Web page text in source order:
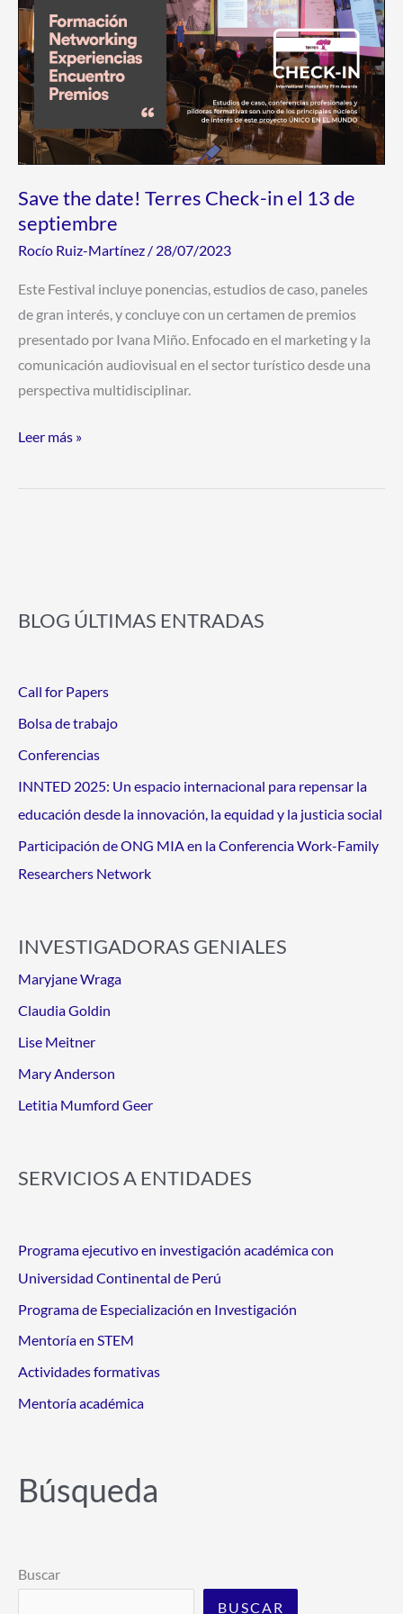
Save the date! Terres Check-in el 13 de
septiembre
Rocío Ruiz-Martínez / 28/07/2023
Este Festival incluye ponencias, estudios de caso, paneles
de gran interés, y concluye con un certamen de premios
presentado por Ivana Miño. Enfocado en el marketing y la
comunicación audiovisual en el sector turístico desde una
perspectiva multidisciplinar.
Check-
in
el
de
septiembre
Leer más »
BLOG ÚLTIMAS ENTRADAS
Call for Papers
Bolsa de trabajo
Conferencias
INNTED 2025: Un espacio internacional para repensar la
educación desde la innovación, la equidad y la justicia social
Participación de ONG MIA en la Conferencia Work-Family
Researchers Network
INVESTIGADORAS GENIALES
Maryjane Wraga
Claudia Goldin
Lise Meitner
Mary Anderson
Letitia Mumford Geer
SERVICIOS A ENTIDADES
Programa ejecutivo en investigación académica con
Universidad Continental de Perú
Programa de Especialización en Investigación
Mentoría en STEM
Actividades formativas
Mentoría académica
Búsqueda
Buscar
BUSCAR